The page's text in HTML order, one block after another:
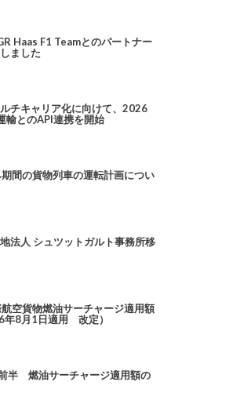
Haas F1 Teamとのパートナー
ました
ルチキャリア化に向けて、2026
輸とのAPI連携を開始
間の貨物列車の運転計画につい
法人 シュツットガルト事務所移
空貨物燃油サーチャージ適用額
年8月1日適用 改定）
半 燃油サーチャージ適用額の